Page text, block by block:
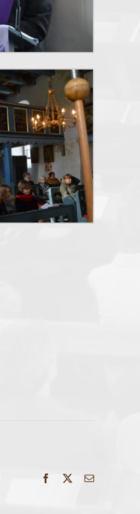
Facebook Email